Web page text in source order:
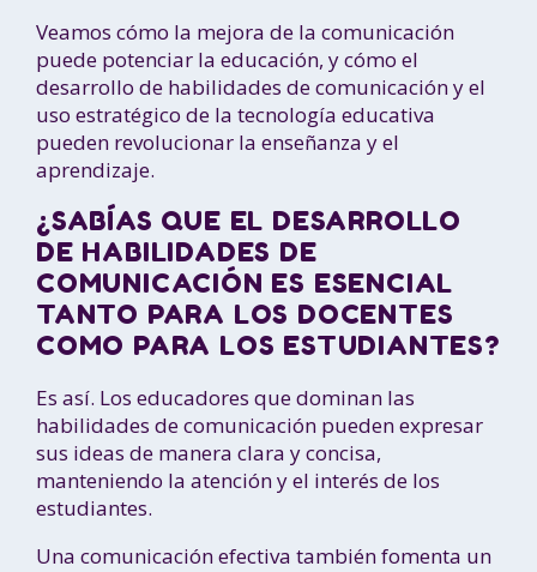
Veamos cómo la mejora de la comunicación
puede potenciar la educación, y cómo el
desarrollo de habilidades de comunicación y el
uso estratégico de la tecnología educativa
pueden revolucionar la enseñanza y el
aprendizaje.
¿SABÍAS QUE EL DESARROLLO
DE HABILIDADES DE
COMUNICACIÓN ES ESENCIAL
TANTO PARA LOS DOCENTES
COMO PARA LOS ESTUDIANTES?
Es así. Los educadores que dominan las
habilidades de comunicación pueden expresar
sus ideas de manera clara y concisa,
manteniendo la atención y el interés de los
estudiantes.
Una comunicación efectiva también fomenta un